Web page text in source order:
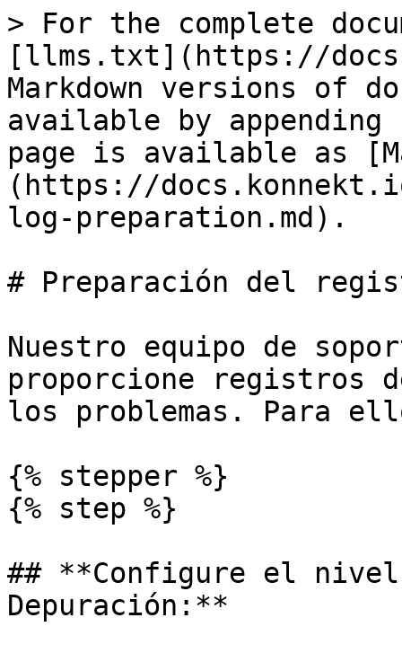
> For the complete
[llms.txt](https://
Markdown versions of
available by
page is available as
(https://
log-preparation.md).
# Preparación del
Nuestro equipo de
proporcione registros
los problemas. Para
{% stepper %}
{% step %}
## **Configure el
Depuración:**